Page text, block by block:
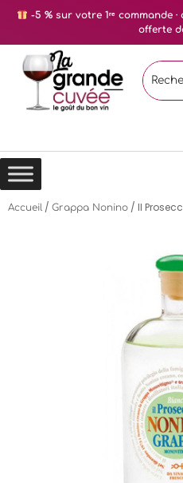
-5 % sur votre 1ʳᵉ commande ·
offerte
Accueil / Grappa Nonino / Il